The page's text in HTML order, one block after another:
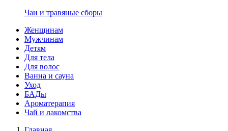
Чаи и травяные сборы
Женщинам
Мужчинам
Детям
Для тела
Для волос
Ванна и сауна
Уход
БАДы
Ароматерапия
Чай и лакомства